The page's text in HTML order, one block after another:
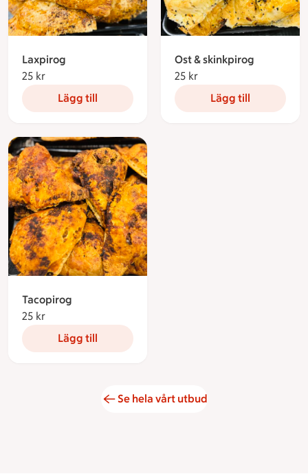
Laxpirog
25 kr
Lägg till
Ost & skinkpirog
25 kr
Lägg till
Tacopirog
25 kr
Lägg till
Se hela vårt utbud